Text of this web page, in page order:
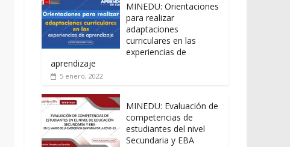
MINEDU: Orientaciones
para realizar
adaptaciones
curriculares en las
experiencias de
aprendizaje
5 enero, 2022
MINEDU: Evaluación de
competencias de
estudiantes del nivel
Secundaria y EBA